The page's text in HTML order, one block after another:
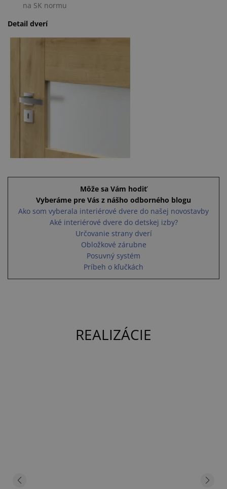
na SK normu
Detail dverí
Môže sa Vám hodiť
Vyberáme pre Vás z nášho odborného blogu
Ako som vyberala interiérové dvere do našej novostavby
Aké interiérové dvere do detskej izby?
Určovanie strany dverí
Obložkové zárubne
Posuvný systém
Príbeh o kľučkách
REALIZÁCIE